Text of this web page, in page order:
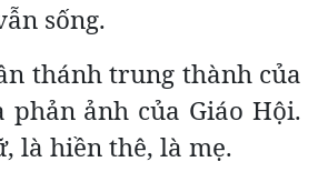
sống.
thánh trung thành của
phản ảnh của Giáo Hội.
là hiền thê, là mẹ.